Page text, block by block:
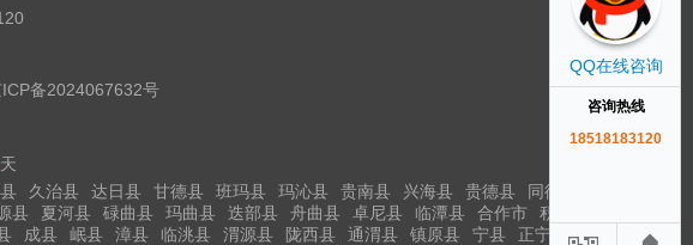
ICP备2024067632号
天
久治县 达日县 甘德县 班玛县 玛沁县 贵南县 兴海县 贵德县
同德县
县 夏河县 碌曲县 玛曲县 迭部县 舟曲县 卓尼县 临潭县 合作市
积石山
成县 岷县 漳县 临洮县 渭源县 陇西县 通渭县 镇原县 宁县
正宁县
QQ在线咨询
咨询热线
18518183120